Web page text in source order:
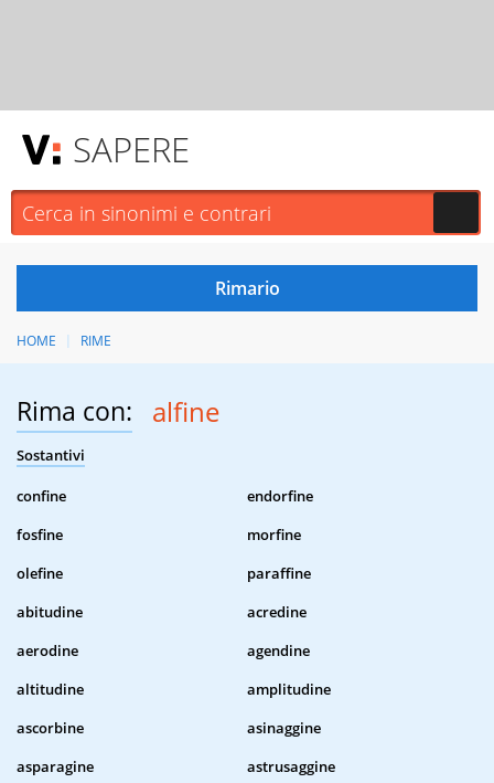
SAPERE
HOME RIME
Rima con: alfine
Sostantivi
confine
endorfine
fosfine
morfine
olefine
paraffine
abitudine
acredine
aerodine
agendine
altitudine
amplitudine
ascorbine
asinaggine
asparagine
astrusaggine